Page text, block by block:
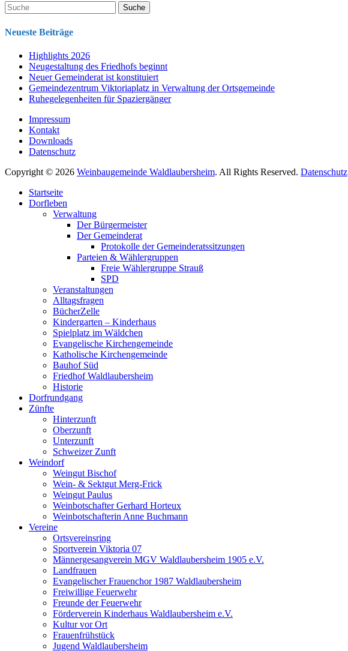
Suche
nach:
Neueste Beiträge
Highlights 2026
Neugestaltung des Friedhofs beginnt
Neuer Gemeinderat ist konstituiert
Gemeindezentrum Viktoriaplatz in Verwaltung der Ortsgemeinde
Ruhegelegenheiten für Spaziergänger
Impressum
Kontakt
Downloads
Datenschutz
Copyright © 2026 Weinbaugemeinde Waldlaubersheim. All Rights Reserved. Datenschutz
oben
scrollen
Startseite
Dorfleben
Verwaltung
Der Bürgermeister
Der Gemeinderat
Protokolle der Gemeinderatssitzungen
Parteien & Wählergruppen
Freie Wählergruppe Strauß
SPD
Veranstaltungen
Alltagsfragen
BücherZelle
Kindergarten – Kinderhaus
Spielplatz im Wäldchen
Evangelische Kirchengemeinde
Katholische Kirchengemeinde
Bauhof Süd
Friedhof Waldlaubersheim
Historie
Dorfrundgang
Zünfte
Hinterzunft
Oberzunft
Unterzunft
Schweizer Zunft
Weindorf
Weingut Bischof
Wein- & Sektgut Merg-Frick
Weingut Paulus
Weinbotschafter Gerhard Horteux
Weinbotschafterin Anne Buchmann
Vereine
Ortsvereinsring
Sportverein Viktoria 07
Männergesangverein MGV Waldlaubersheim 1905 e.V.
Landfrauen
Evangelischer Frauenchor 1987 Waldlaubersheim
Freiwillige Feuerwehr
Freunde der Feuerwehr
Förderverein Kinderhaus Waldlaubersheim e.V.
Kultur vor Ort
Frauenfrühstück
Jugend Waldlaubersheim